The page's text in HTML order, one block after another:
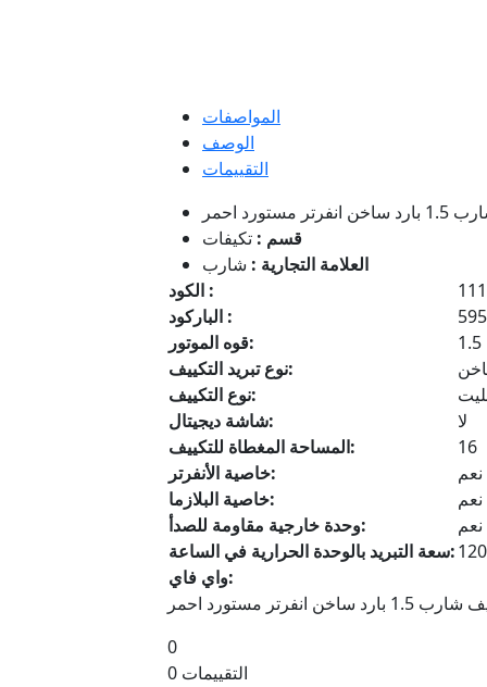
المواصفات
الوصف
التقييمات
قسم : تكيفات
العلامة التجارية : شارب
الكود :
الباركود :
قوه الموتور:
1.5
نوع تبريد التكييف:
نوع التكييف:
شاشة ديجيتال:
لا
المساحة المغطاة للتكييف:
16
خاصية الأنفرتر:
نعم
خاصية البلازما:
نعم
وحدة خارجية مقاومة للصدأ:
نعم
سعة التبريد بالوحدة الحرارية في الساعة:
واي فاي:
0
0 التقييمات